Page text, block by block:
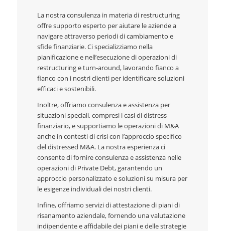
La nostra consulenza in materia di restructuring
offre supporto esperto per aiutare le aziende a
navigare attraverso periodi di cambiamento e
sfide finanziarie. Ci specializziamo nella
pianificazione e nell’esecuzione di operazioni di
restructuring e turn-around, lavorando fianco a
fianco con i nostri clienti per identificare soluzioni
efficaci e sostenibili.
Inoltre, offriamo consulenza e assistenza per
situazioni speciali, compresi i casi di distress
finanziario, e supportiamo le operazioni di M&A
anche in contesti di crisi con l’approccio specifico
del distressed M&A. La nostra esperienza ci
consente di fornire consulenza e assistenza nelle
operazioni di Private Debt, garantendo un
approccio personalizzato e soluzioni su misura per
le esigenze individuali dei nostri clienti.
Infine, offriamo servizi di attestazione di piani di
risanamento aziendale, fornendo una valutazione
indipendente e affidabile dei piani e delle strategie